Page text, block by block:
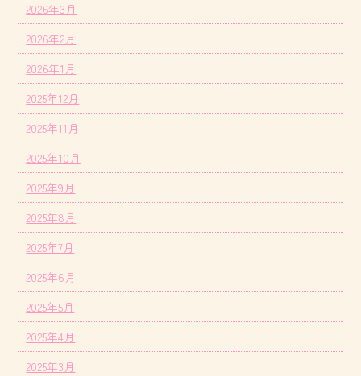
2026年3月
2026年2月
2026年1月
2025年12月
2025年11月
2025年10月
2025年9月
2025年8月
2025年7月
2025年6月
2025年5月
2025年4月
2025年3月